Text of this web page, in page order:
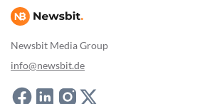
Newsbit Media Group
info@newsbit.de